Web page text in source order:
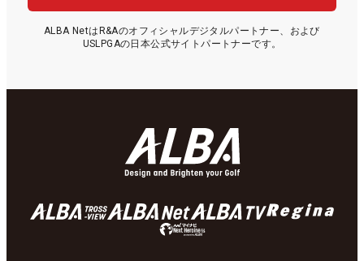
ALBA NetはR&Aのオフィシャルデジタルパートナー、および
USLPGAの日本公式サイトパートナーです。